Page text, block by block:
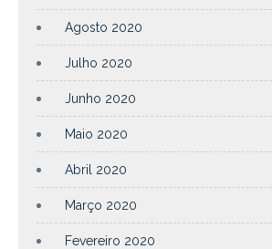
Agosto 2020
Julho 2020
Junho 2020
Maio 2020
Abril 2020
Março 2020
Fevereiro 2020